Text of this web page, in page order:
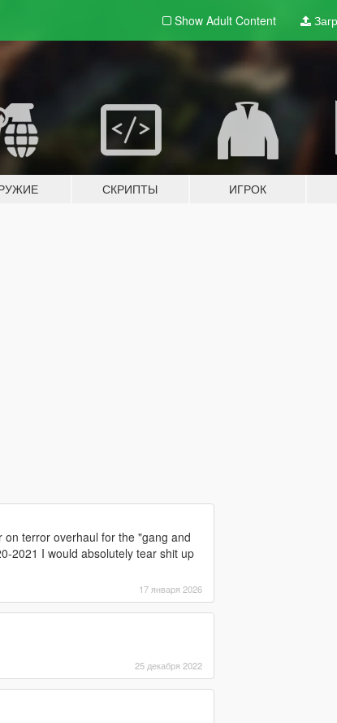
Show Adult Content
СКРИПТЫ ИГРОК
terror overhaul for the "gang and
2021 I would absolutely tear shit up
17 января 2026
25 декабря 2022